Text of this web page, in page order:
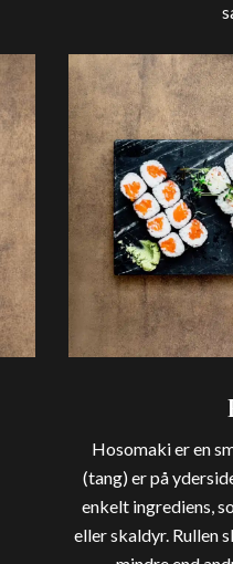
Hosomaki er en
(tang) er på
enkelt ingrediens,
eller skaldyr. Rullen